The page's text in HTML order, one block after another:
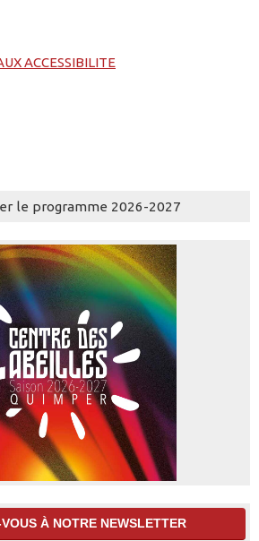
ACCESSIBILITE
le programme 2026-2027
À NOTRE NEWSLETTER